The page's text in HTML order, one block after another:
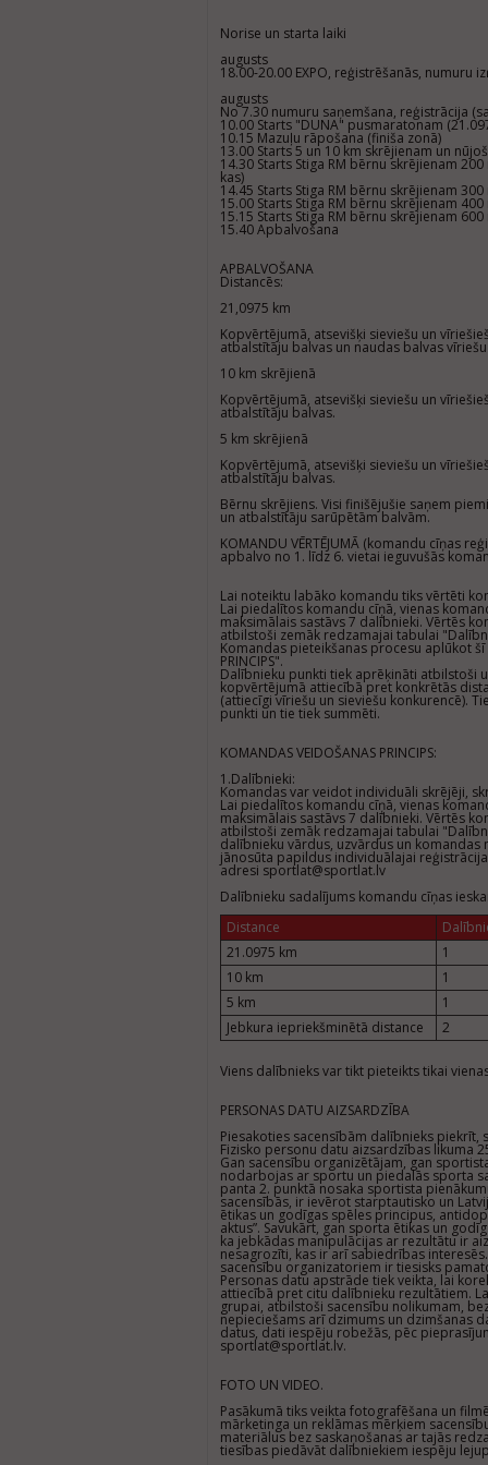
Norise un starta laiki
augusts
18.00-20.00 EXPO, reģistrēšanās, numuru
augusts
No 7.30 numuru saņemšana, reģistrācija
10.00 Starts "DUNA" pusmaratonam
10.15 Mazuļu rāpošana (finiša zonā)
13.00 Starts 5 un 10 km skrējienam un
14.30 Starts Stiga RM bērnu skrējienam
kas)
14.45 Starts Stiga RM bērnu skrējienam
15.00 Starts Stiga RM bērnu skrējienam
15.15 Starts Stiga RM bērnu skrējienam
15.40 Apbalvošana
APBALVOŠANA
Distancēs:
21,0975 km
Kopvērtējumā, atsevišķi sieviešu un
atbalstītāju balvas un naudas balvas
10 km skrējienā
Kopvērtējumā, atsevišķi sieviešu un
atbalstītāju balvas.
5 km skrējienā
Kopvērtējumā, atsevišķi sieviešu un
atbalstītāju balvas.
Bērnu skrējiens. Visi finišējušie saņem
un atbalstītāju sarūpētām balvām.
KOMANDU VĒRTĒJUMĀ (komandu cīņas
apbalvo no 1. līdz 6. vietai ieguvušās
Lai noteiktu labāko komandu tiks vērtēti
Lai piedalītos komandu cīņā, vienas
maksimālais sastāvs 7 dalībnieki. Vērtēs
atbilstoši zemāk redzamajai tabulai
Komandas pieteikšanas procesu aplūkot
PRINCIPS".
Dalībnieku punkti tiek aprēķināti atbilstoši
kopvērtējumā attiecībā pret konkrētās
(attiecīgi vīriešu un sieviešu konkurencē).
punkti un tie tiek summēti.
KOMANDAS VEIDOŠANAS PRINCIPS:
1.Dalībnieki:
Komandas var veidot individuāli skrējēji,
Lai piedalītos komandu cīņā, vienas
maksimālais sastāvs 7 dalībnieki. Vērtēs
atbilstoši zemāk redzamajai tabulai
dalībnieku vārdus, uzvārdus un
jānosūta papildus individuālajai
adresi sportlat@sportlat.lv
Dalībnieku sadalījums komandu cīņas
Distance
21.0975 km
1
10 km
1
5 km
1
Jebkura iepriekšminētā distance
2
Viens dalībnieks var tikt pieteikts tikai
PERSONAS DATU AIZSARDZĪBA
Piesakoties sacensībām dalībnieks
Fizisko personu datu aizsardzības likuma
Gan sacensību organizētājam, gan
nodarbojas ar sportu un piedalās sporta
panta 2. punktā nosaka sportista
sacensībās, ir ievērot starptautisko un
ētikas un godīgas spēles principus,
aktus”. Savukārt, gan sporta ētikas un
ka jebkādas manipulācijas ar rezultātu ir
nesagrozīti, kas ir arī sabiedrības
sacensību organizatoriem ir tiesisks
Personas datu apstrāde tiek veikta, lai
attiecībā pret citu dalībnieku rezultātiem.
grupai, atbilstoši sacensību nolikumam,
nepieciešams arī dzimums un dzimšanas
datus, dati iespēju robežās, pēc
sportlat@sportlat.lv.
FOTO UN VIDEO.
Pasākumā tiks veikta fotografēšana un
mārketinga un reklāmas mērķiem
materiālus bez saskaņošanas ar tajās
tiesības piedāvāt dalībniekiem iespēju